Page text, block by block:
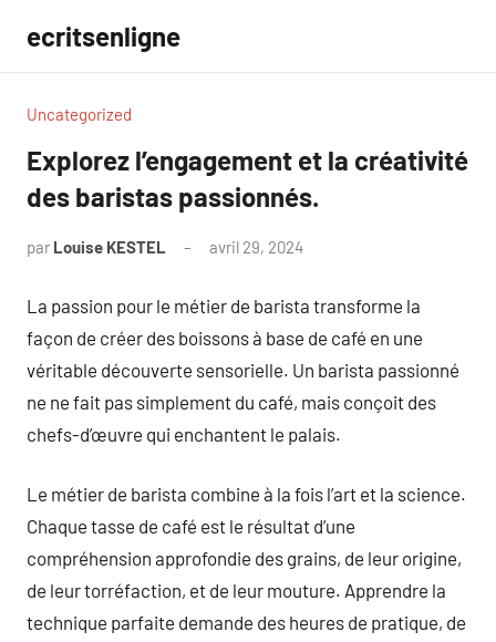
contenu
ecritsenligne
Uncategorized
Explorez l’engagement et la créativité
des baristas passionnés.
par Louise KESTEL avril 29, 2024
La passion pour le métier de barista transforme la
façon de créer des boissons à base de café en une
véritable découverte sensorielle. Un barista passionné
ne ne fait pas simplement du café, mais conçoit des
chefs-d’œuvre qui enchantent le palais.
Le métier de barista combine à la fois l’art et la science.
Chaque tasse de café est le résultat d’une
compréhension approfondie des grains, de leur origine,
de leur torréfaction, et de leur mouture. Apprendre la
technique parfaite demande des heures de pratique, de